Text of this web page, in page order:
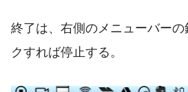
終了は、右側のメニューバー
クすれば停止する。